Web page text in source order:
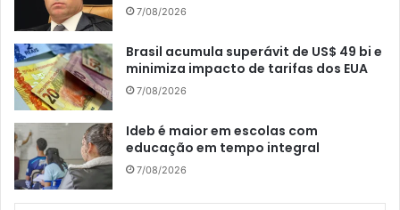
7/08/2026
Brasil acumula superávit de US$ 49 bi e
minimiza impacto de tarifas dos EUA
7/08/2026
Ideb é maior em escolas com
educação em tempo integral
7/08/2026